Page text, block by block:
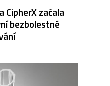
CipherX začala
bezbolestné